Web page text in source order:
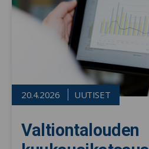
20.4.2026 UUTISET
Valtiontalouden